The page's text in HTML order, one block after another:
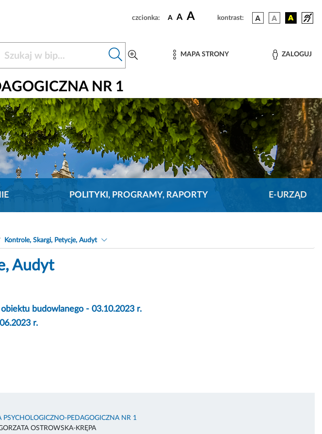
czcionka: A A A kontrast:
MAPA STRONY ZALOGUJ
NR 1
POLITYKI, PROGRAMY, RAPORTY E-URZĄD
Kontrole, Skargi, Petycje, Audyt
Audyt
budowlanego - 03.10.2023 r.
r.
PSYCHOLOGICZNO-PEDAGOGICZNA NR 1
OSTROWSKA-KRĘPA